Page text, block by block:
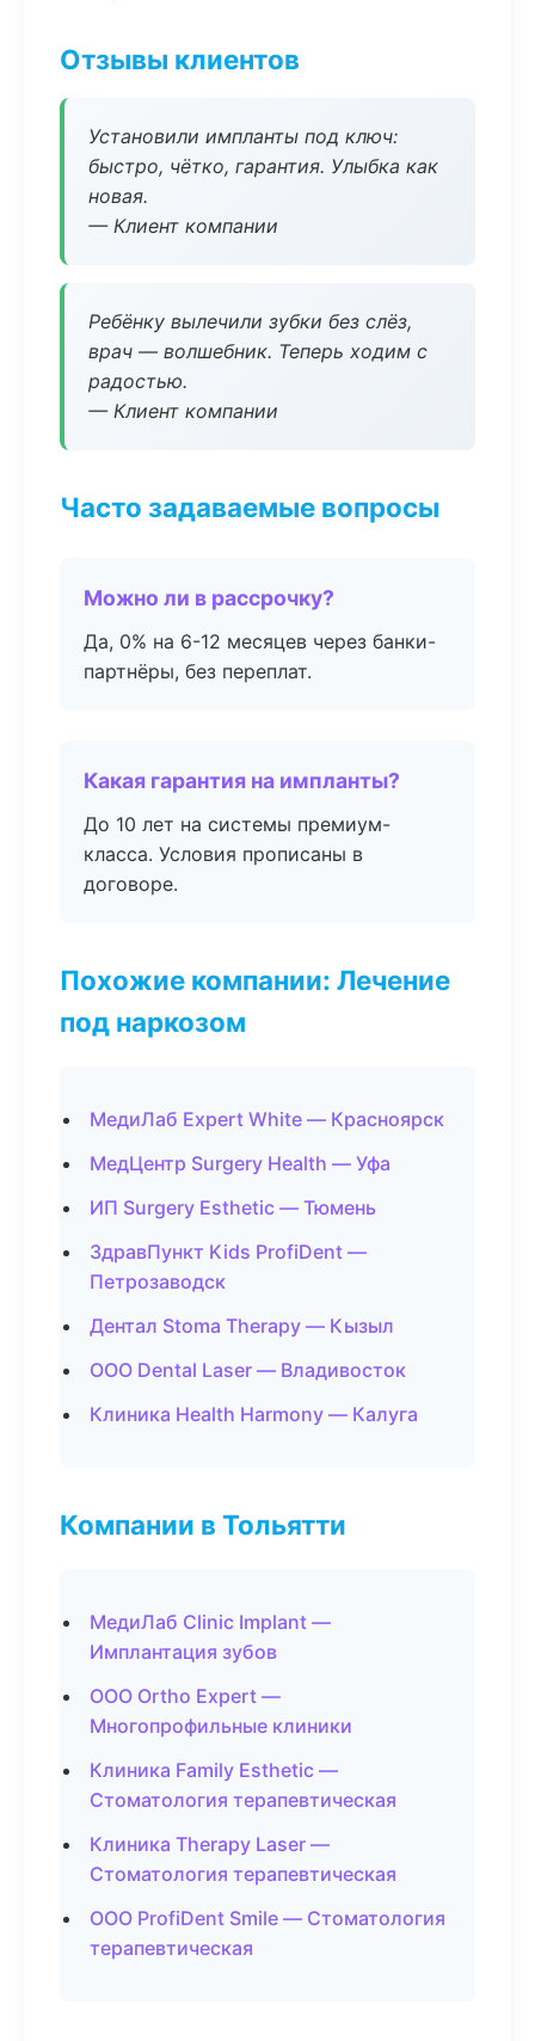
Отзывы клиентов
Установили импланты под ключ:
быстро, чётко, гарантия. Улыбка как
новая.
— Клиент компании
Ребёнку вылечили зубки без слёз,
врач — волшебник. Теперь ходим с
радостью.
— Клиент компании
Часто задаваемые вопросы
Можно ли в рассрочку?
Да, 0% на 6-12 месяцев через банки-
партнёры, без переплат.
Какая гарантия на импланты?
До 10 лет на системы премиум-
класса. Условия прописаны в
договоре.
Похожие компании: Лечение
под наркозом
МедиЛаб Expert White — Красноярск
МедЦентр Surgery Health — Уфа
ИП Surgery Esthetic — Тюмень
ЗдравПункт Kids ProfiDent —
Петрозаводск
Дентал Stoma Therapy — Кызыл
ООО Dental Laser — Владивосток
Клиника Health Harmony — Калуга
Компании в Тольятти
МедиЛаб Clinic Implant —
Имплантация зубов
ООО Ortho Expert —
Многопрофильные клиники
Клиника Family Esthetic —
Стоматология терапевтическая
Клиника Therapy Laser —
Стоматология терапевтическая
ООО ProfiDent Smile — Стоматология
терапевтическая